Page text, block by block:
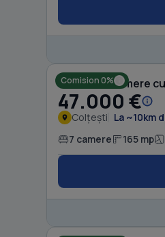
Comision 0%
Casă cu 7 camere
47.000 €
Colțești La ~10km
7 camere 165 mp